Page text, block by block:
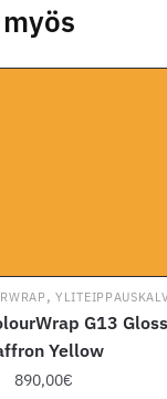
,
G13 Gloss
Yellow
890,00€